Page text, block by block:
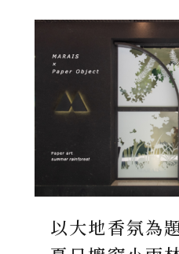
以大地香氛為